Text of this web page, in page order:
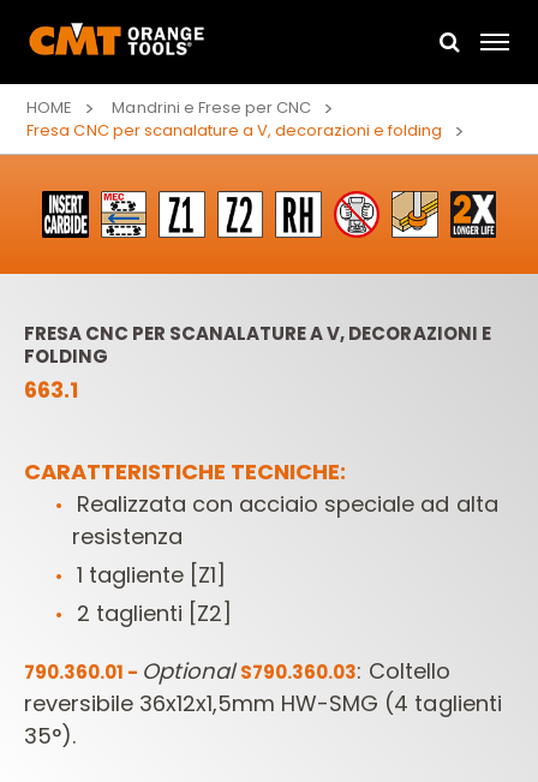
HOME
Mandrini e Frese per CNC
Fresa CNC per scanalature a V, decorazioni e folding
FRESA CNC PER SCANALATURE A V, DECORAZIONI E
FOLDING
663.1
CARATTERISTICHE TECNICHE:
Realizzata con acciaio speciale ad alta
resistenza
1 tagliente [Z1]
2 taglienti [Z2]
790.360.01 - Optional S790.360.03: Coltello
reversibile 36x12x1,5mm HW-SMG (4 taglienti
35°).